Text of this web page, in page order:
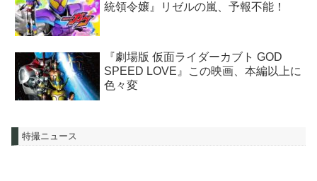
統領令嬢』リゼルの嵐、予報不能！
『劇場版 仮面ライダーカブト GOD
SPEED LOVE』この映画、本編以上に
色々変
特撮ニュース